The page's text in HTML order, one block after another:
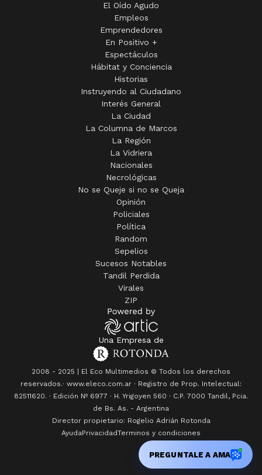
El Oído Agudo
Empleos
Emprendedores
En Positivo +
Espectáculos
Hábitat y Conciencia
Historias
Instruyendo al Ciudadano
Interés General
La Ciudad
La Columna de Marcos
La Región
La Vidriera
Nacionales
Necrológicas
No se Queje si no se Queja
Opinión
Policiales
Política
Random
Sepelios
Sucesos Notables
Tandil Perdida
Virales
ZIP
Una Empresa de
2008 - 2025 | El Eco Multimedios © Todos los derechos
reservados.· www.eleco.com.ar · Registro de Prop. Intelectual:
82511620. · Edición Nº 6977 · H. Yrigoyen 560 · C.P. 7000 Tandil, Pcia.
de Bs. As. - Argentina
Director propietario: Rogelio Adrián Rotonda
AyudaPrivacidadTerminos y condiciones
PREGUNTALE A AMA